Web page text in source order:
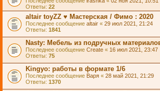
Ответы: 22
altair toyZZ ♥ Мастерская / Фимо : 2020
Последнее сообщение altair « 29 июл 2021, 21:24
Ответы: 1841
Nasty: Мебель из подручных
Последнее сообщение Create « 16 июл 2021, 23:47
Ответы: 75
Kingyo: работы в формате 1/6
Последнее сообщение Варя « 28 май 2021, 21:29
Ответы: 1370